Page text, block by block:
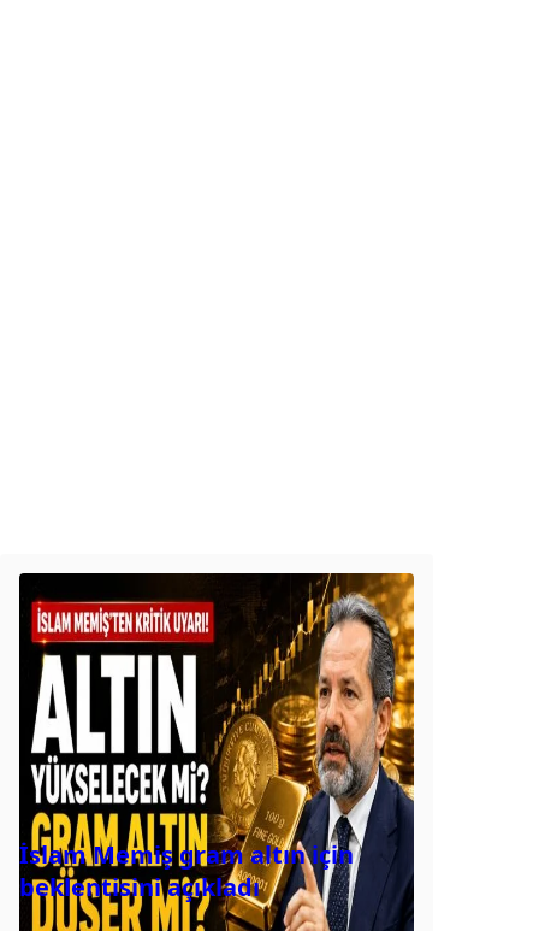
İslam Memiş gram altın için
beklentisini açıkladı